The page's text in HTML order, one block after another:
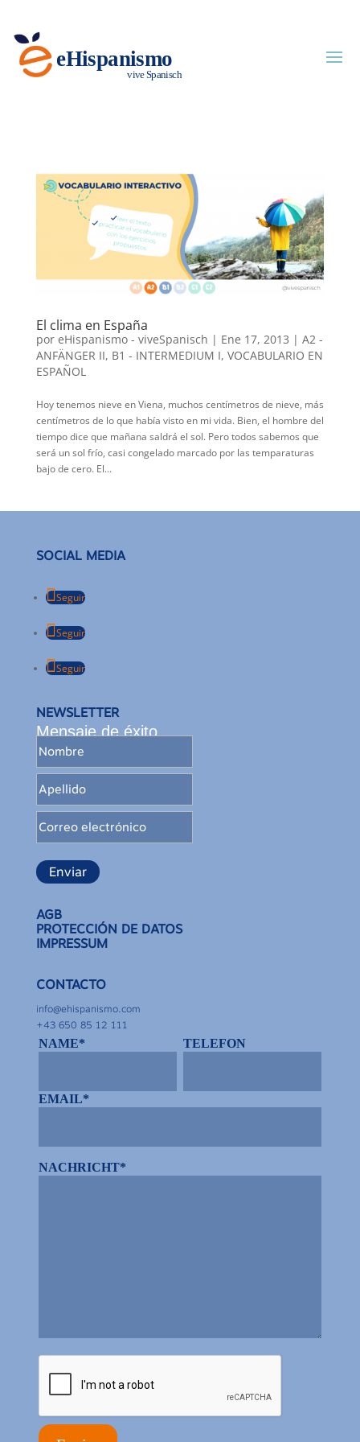
El clima en España
por eHispanismo - viveSpanisch | Ene 17, 2013 | A2 -
ANFÄNGER II, B1 - INTERMEDIUM I, VOCABULARIO EN
ESPAÑOL
Hoy tenemos nieve en Viena, muchos centímetros de nieve, más
centímetros de lo que había visto en mi vida. Bien, el hombre del
tiempo dice que mañana saldrá el sol. Pero todos sabemos que
será un sol frío, casi congelado marcado por las temparaturas
bajo de cero. El...
SOCIAL MEDIA
Seguir
Seguir
Seguir
NEWSLETTER
Mensaje de éxito
Enviar
AGB
PROTECCIÓN DE DATOS
IMPRESSUM
CONTACTO
info@ehispanismo.com
+43 650 85 12 111
NAME* TELEFON
EMAIL*
NACHRICHT*